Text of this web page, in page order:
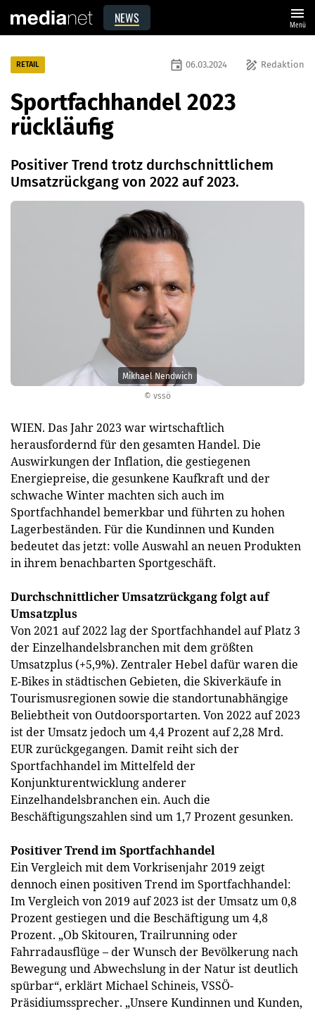
NEWS menu
Menü
© vssö
Mikhael Nendwich
RETAIL draw Redaktion
event 06.03.2024
Sportfachhandel 2023
rückläufig
Positiver Trend trotz durchschnittlichem
Umsatzrückgang von 2022 auf 2023.
WIEN. Das Jahr 2023 war wirtschaftlich
herausfordernd für den gesamten Handel. Die
Auswirkungen der Inflation, die gestiegenen
Energiepreise, die gesunkene Kaufkraft und der
schwache Winter machten sich auch im
Sportfachhandel bemerkbar und führten zu hohen
Lagerbeständen. Für die Kundinnen und Kunden
bedeutet das jetzt: volle Auswahl an neuen Produkten
in ihrem benachbarten Sportgeschäft.
Durchschnittlicher Umsatzrückgang folgt auf
Umsatzplus
Von 2021 auf 2022 lag der Sportfachhandel auf Platz 3
der Einzelhandelsbranchen mit dem größten
Umsatzplus (+5,9%). Zentraler Hebel dafür waren die
E-Bikes in städtischen Gebieten, die Skiverkäufe in
Tourismusregionen sowie die standortunabhängige
Beliebtheit von Outdoorsportarten. Von 2022 auf 2023
ist der Umsatz jedoch um 4,4 Prozent auf 2,28 Mrd.
EUR zurückgegangen. Damit reiht sich der
Sportfachhandel im Mittelfeld der
Konjunkturentwicklung anderer
Einzelhandelsbranchen ein. Auch die
Beschäftigungszahlen sind um 1,7 Prozent gesunken.
Positiver Trend im Sportfachhandel
Ein Vergleich mit dem Vorkrisenjahr 2019 zeigt
dennoch einen positiven Trend im Sportfachhandel:
Im Vergleich von 2019 auf 2023 ist der Umsatz um 0,8
Prozent gestiegen und die Beschäftigung um 4,8
Prozent. „Ob Skitouren, Trailrunning oder
Fahrradausflüge – der Wunsch der Bevölkerung nach
Bewegung und Abwechslung in der Natur ist deutlich
spürbar“, erklärt Michael Schineis, VSSÖ-
Präsidiumssprecher. „Unsere Kundinnen und Kunden,